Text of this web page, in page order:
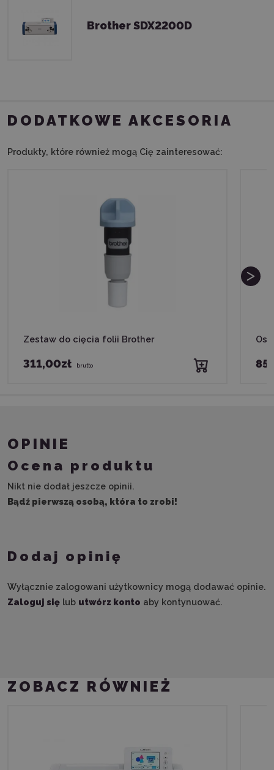
Brother SDX2200D
DODATKOWE AKCESORIA
Produkty, które również mogą Cię zainteresować:
Zestaw do cięcia folii Brother
311,00zł brutto
OPINIE
Ocena produktu
Nikt nie dodał jeszcze opinii.
Bądź pierwszą osobą, która to zrobi!
Dodaj opinię
Wyłącznie zalogowani użytkownicy mogą dodawać opinie.
Zaloguj się lub utwórz konto aby kontynuować.
ZOBACZ RÓWNIEŻ